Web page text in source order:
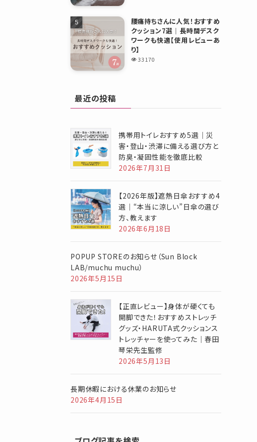
腰痛持ちさんに人気！おすすめ
クッション7選｜長時間デスク
ワークも快適【使用レビューあ
り】
33170
最近の投稿
携帯用トイレおすすめ5選｜災
害・登山・渋滞に備える選び方と
防臭・凝固性能を徹底比較
2026年7月31日
【2026年版】遮熱日傘おすすめ4
選｜“本当に涼しい”日傘の選び
方、教えます
2026年6月18日
POPUP STOREのお知らせ（Sun Block
LAB/muchu muchu）
2026年5月15日
【正直レビュー】身体が硬くても
開脚できた！おすすめストレッチ
グッズ・HARUTA式クッションス
トレッチャーを使ってみた｜春田
琴栄先生監修
2026年5月13日
長期休暇における休業のお知らせ
2026年4月15日